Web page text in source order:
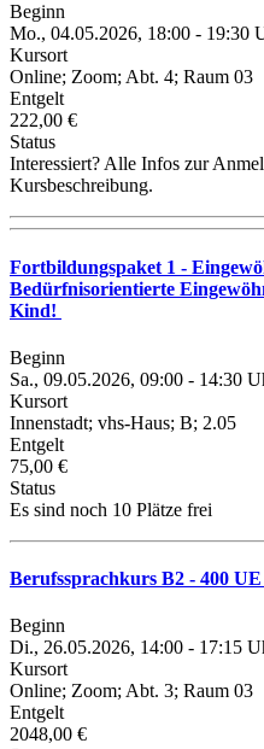
Beginn
Mo., 04.05.2026, 18:00 - 19:30
Kursort
Online; Zoom; Abt. 4; Raum 03
Entgelt
222,00 €
Status
Interessiert? Alle Infos zur
Kursbeschreibung.
Fortbildungspaket 1 -
Bedürfnisorientierte
Kind!
Beginn
Sa., 09.05.2026, 09:00 - 14:30
Kursort
Innenstadt; vhs-Haus; B; 2.05
Entgelt
75,00 €
Status
Es sind noch 10 Plätze frei
Berufssprachkurs B2 - 400
Beginn
Di., 26.05.2026, 14:00 - 17:15
Kursort
Online; Zoom; Abt. 3; Raum 03
Entgelt
2048,00 €